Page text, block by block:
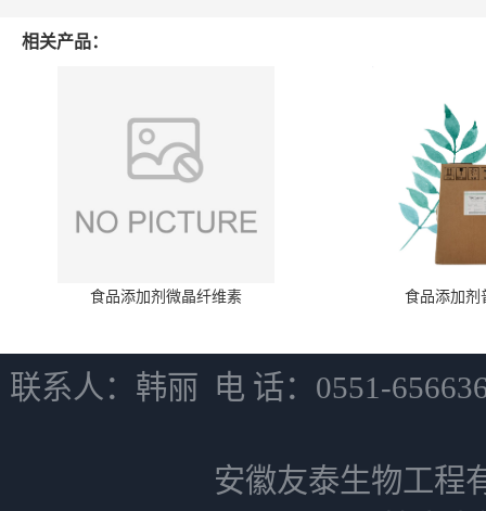
相关产品：
食品添加剂微晶纤维素 食品添加剂
联系人：韩丽 电 话：0551-
安徽友泰生物工程